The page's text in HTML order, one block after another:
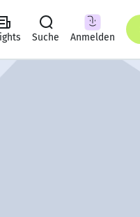
Suche Anmelden